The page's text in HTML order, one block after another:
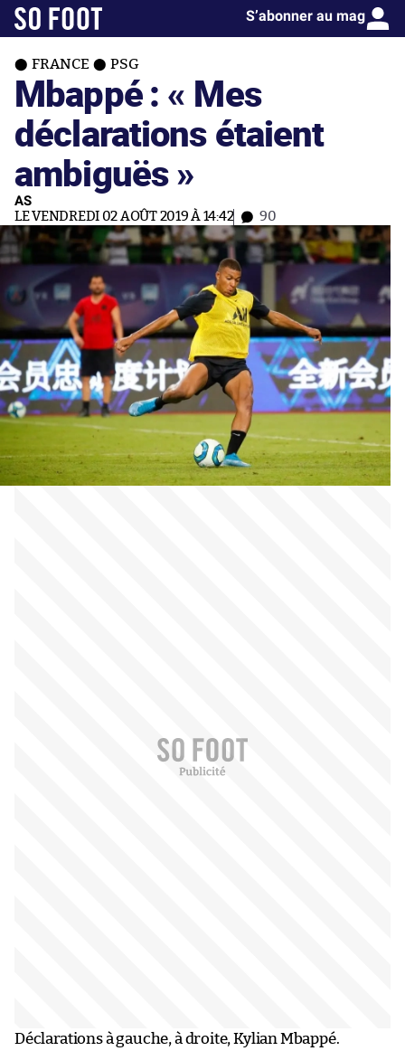
S’abonner au mag
FRANCE PSG
Mbappé : « Mes
déclarations étaient
ambiguës »
AS
LE VENDREDI 02 AOÛT 2019 À 14:42 90
Déclarations à gauche, à droite, Kylian Mbappé.